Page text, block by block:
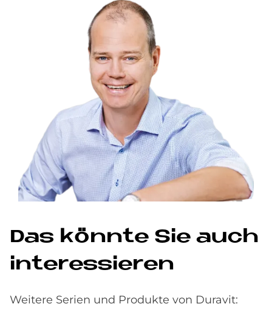
Das könn­te Sie auch
in­ter­es­sie­ren
Weitere Serien und Produkte von Duravit: